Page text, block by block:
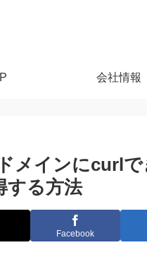
会社情報
メインにcurl
する方法
Facebook